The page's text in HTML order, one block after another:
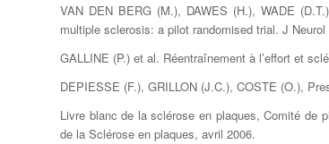
VAN DEN BERG (M.), DAWES (H.), WADE
multiple sclerosis: a pilot randomised trial. J
GALLINE (P.) et al. Réentraînement à l’effort et
DEPIESSE (F.), GRILLON (J.C.), COSTE (O.),
Livre blanc de la sclérose en plaques, Comité de
de la Sclérose en plaques, avril 2006.